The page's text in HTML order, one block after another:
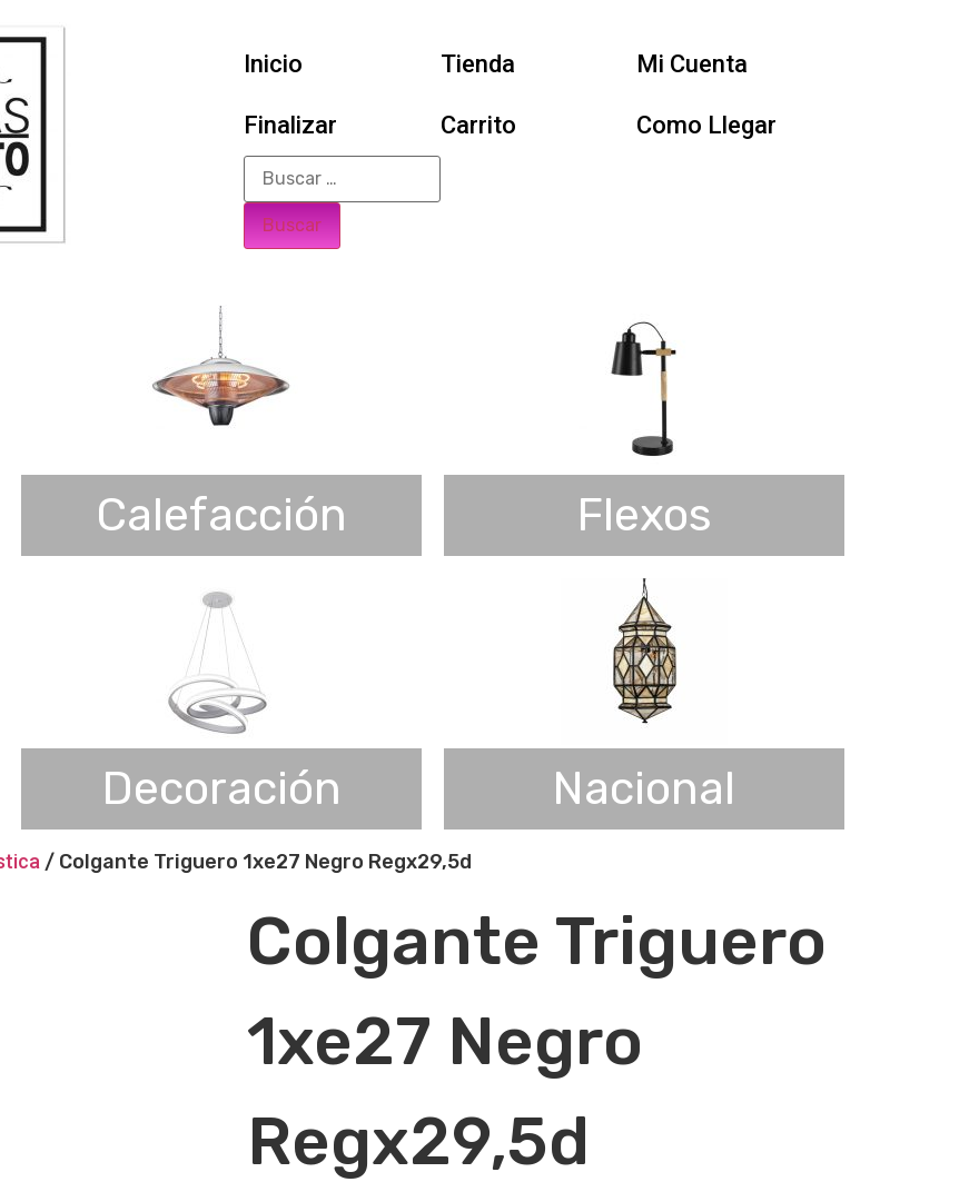
Inicio Tienda Mi Cuenta
Finalizar Carrito Como Llegar
Calefacción Flexos
Decoración Nacional
/ Colgante Triguero 1xe27 Negro Regx29,5d
Colgante Triguero
1xe27 Negro
Regx29,5d